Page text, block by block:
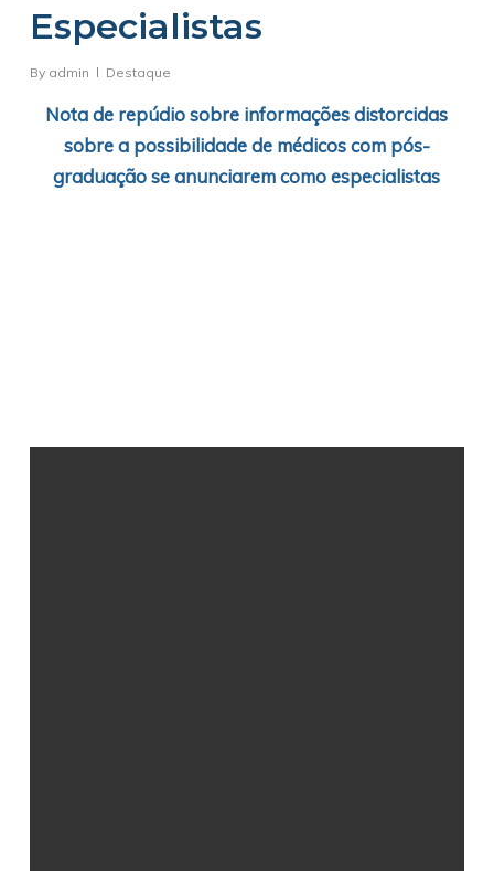
Especialistas
By admin Destaque
Nota de repúdio sobre informações distorcidas
sobre a possibilidade de médicos com pós-
graduação se anunciarem como especialistas